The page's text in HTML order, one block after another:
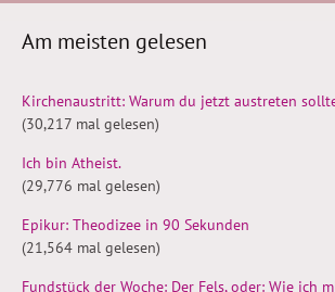
Am meisten gelesen
Kirchenaustritt: Warum du jetzt austreten
(30,217 mal gelesen)
Ich bin Atheist.
(29,776 mal gelesen)
Epikur: Theodizee in 90 Sekunden
(21,564 mal gelesen)
Fundstück der Woche: Der Fels, oder: Wie ich